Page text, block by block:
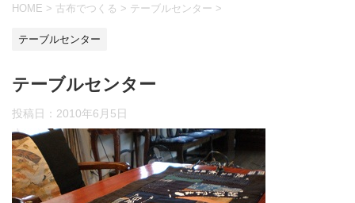
HOME > 古布でつくる > テーブルセンター >
テーブルセンター
テーブルセンター
投稿日： 2010年6月5日